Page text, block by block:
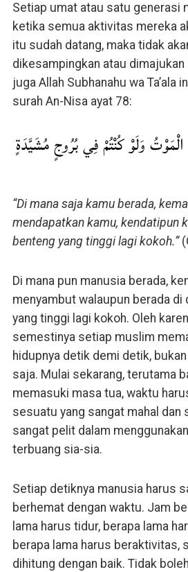
Setiap umat atau satu generasi
ketika semua aktivitas mereka
itu sudah datang, maka tidak
dikesampingkan atau
juga Allah Subhanahu wa Ta’ala
surah An-Nisa ayat 78:
الْمَوْتُ وَلَوْ كُنْتُمْ فِي بُرُوجٍ مُشَيَّدَةٍ
“Di mana saja kamu berada,
mendapatkan kamu, kendatipun
benteng yang tinggi lagi kokoh.”
Di mana pun manusia berada,
menyambut walaupun berada di
yang tinggi lagi kokoh. Oleh
semestinya setiap muslim
hidupnya detik demi detik,
saja. Mulai sekarang, terutama
memasuki masa tua, waktu
sesuatu yang sangat mahal dan
sangat pelit dalam
terbuang sia-sia.
Setiap detiknya manusia harus
berhemat dengan waktu. Jam
lama harus tidur, berapa lama
berapa lama harus beraktivitas,
dihitung dengan baik. Tidak